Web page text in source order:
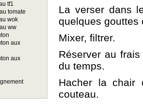
tf1
tomate
wok
ww
aux
aux
La verser dans
quelques gouttes
Mixer, filtrer.
Réserver au
du temps.
Hacher la chair
couteau.